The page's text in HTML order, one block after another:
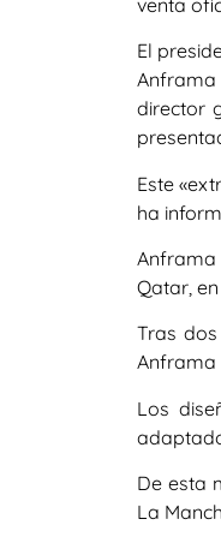
El
director
Este
ha
Anframa
Qatar,
Tras
Anframa
Los
De esta
La